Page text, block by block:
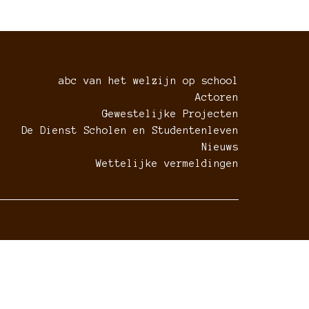
abc van het welzijn op school
Actoren
Gewestelijke Projecten
De Dienst Scholen en Studentenleven
Nieuws
Wettelijke vermeldingen